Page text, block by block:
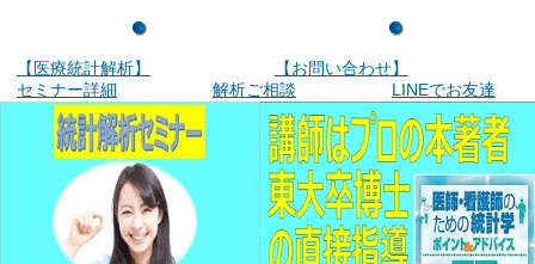
【医療統計解析】
【お問い合わせ】
セミナー詳細
解析ご相談 LINEでお友達